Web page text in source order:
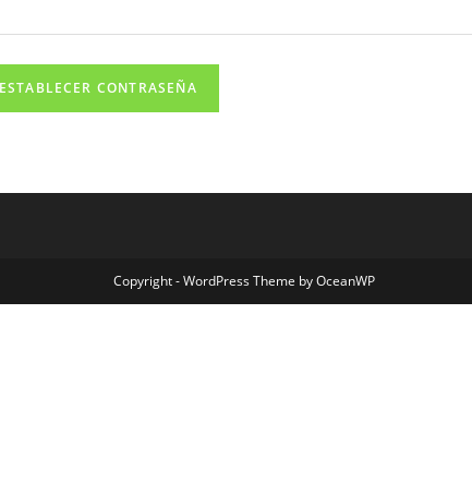
CONTRASEÑA
Copyright - WordPress Theme by OceanWP